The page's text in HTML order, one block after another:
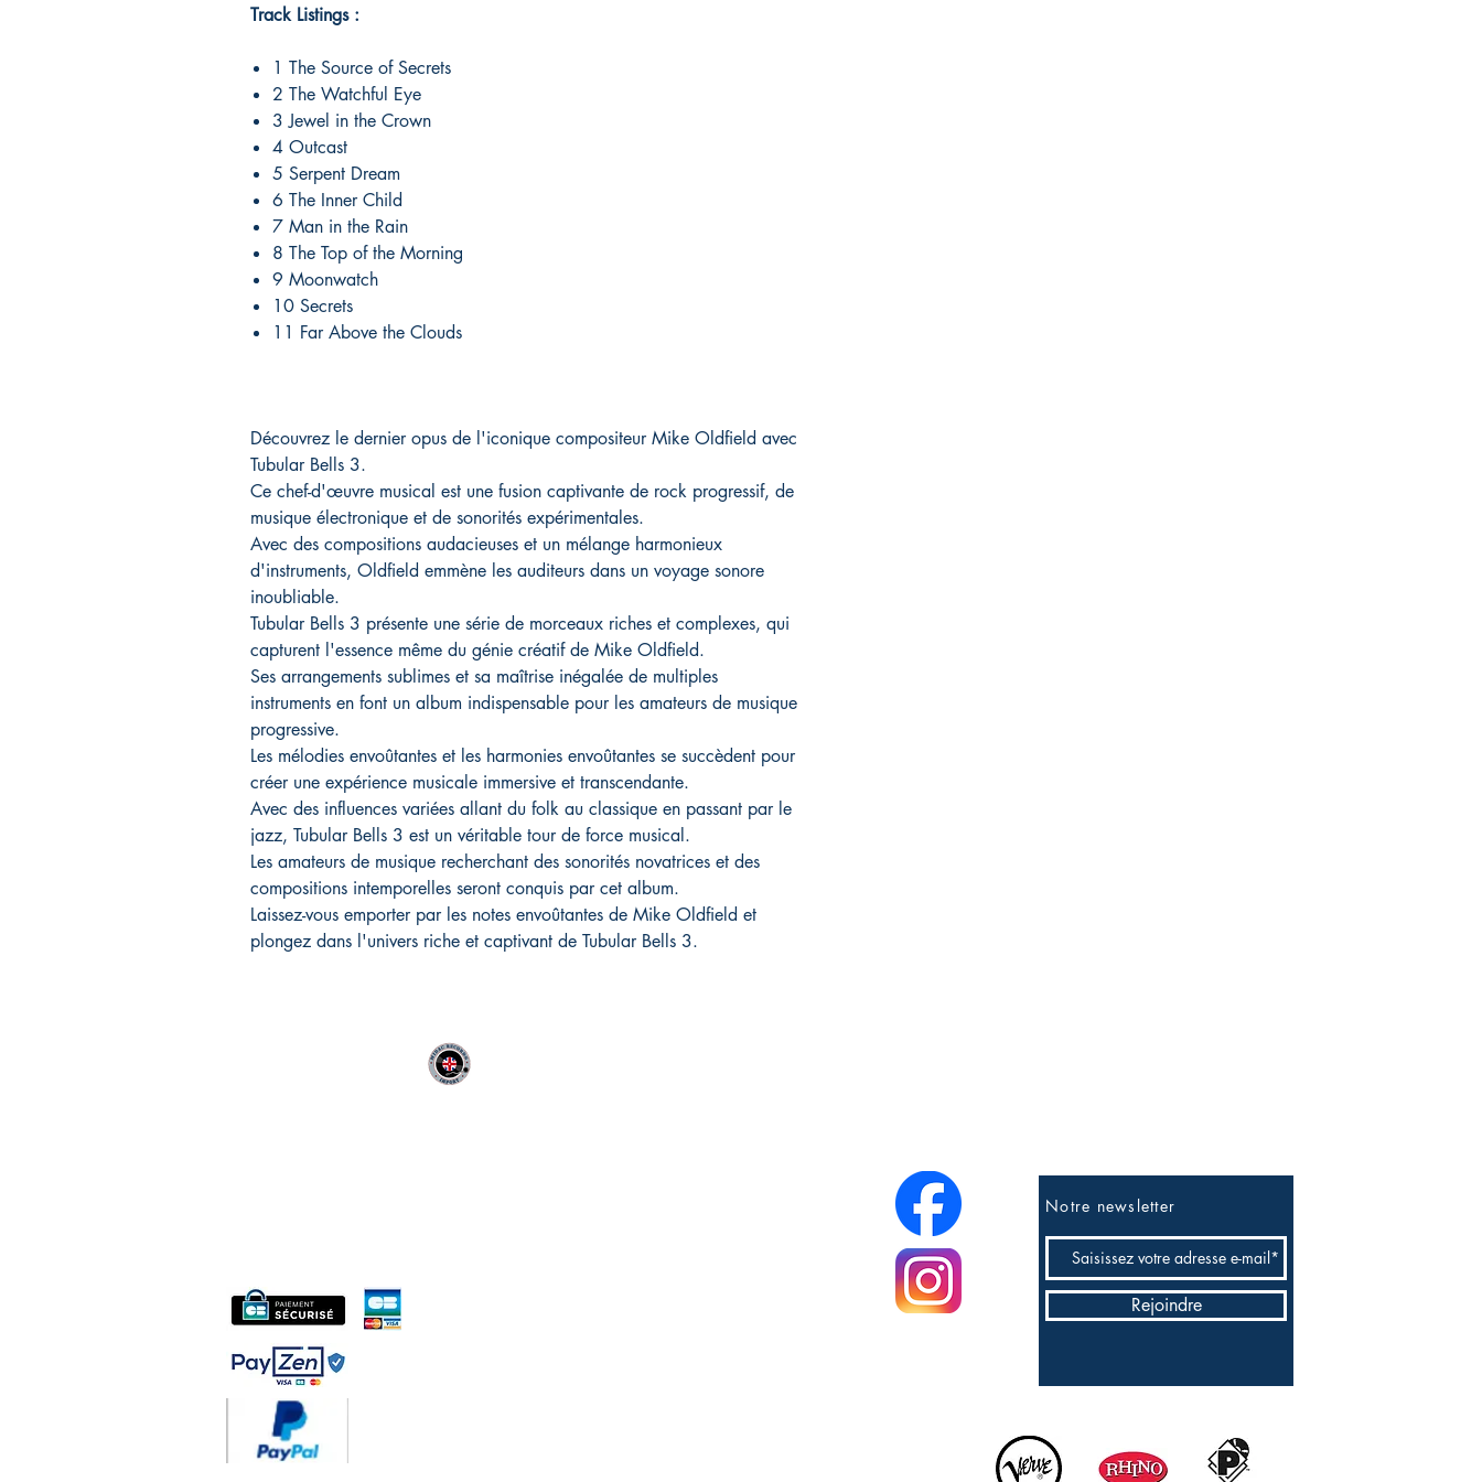
Track Listings :
1 The Source of Secrets
2 The Watchful Eye
3 Jewel in the Crown
4 Outcast
5 Serpent Dream
6 The Inner Child
7 Man in the Rain
8 The Top of the Morning
9 Moonwatch
10 Secrets
11 Far Above the Clouds
Découvrez le dernier opus de l'iconique compositeur Mike Oldfield avec
Tubular Bells 3.
Ce chef-d'œuvre musical est une fusion captivante de rock progressif, de
musique électronique et de sonorités expérimentales.
Avec des compositions audacieuses et un mélange harmonieux
d'instruments, Oldfield emmène les auditeurs dans un voyage sonore
inoubliable.
Tubular Bells 3 présente une série de morceaux riches et complexes, qui
capturent l'essence même du génie créatif de Mike Oldfield.
Ses arrangements sublimes et sa maîtrise inégalée de multiples
instruments en font un album indispensable pour les amateurs de musique
progressive.
Les mélodies envoûtantes et les harmonies envoûtantes se succèdent pour
créer une expérience musicale immersive et transcendante.
Avec des influences variées allant du folk au classique en passant par le
jazz, Tubular Bells 3 est un véritable tour de force musical.
Les amateurs de musique recherchant des sonorités novatrices et des
compositions intemporelles seront conquis par cet album.
Laissez-vous emporter par les notes envoûtantes de Mike Oldfield et
plongez dans l'univers riche et captivant de Tubular Bells 3.
Notre newsletter
Rejoindre